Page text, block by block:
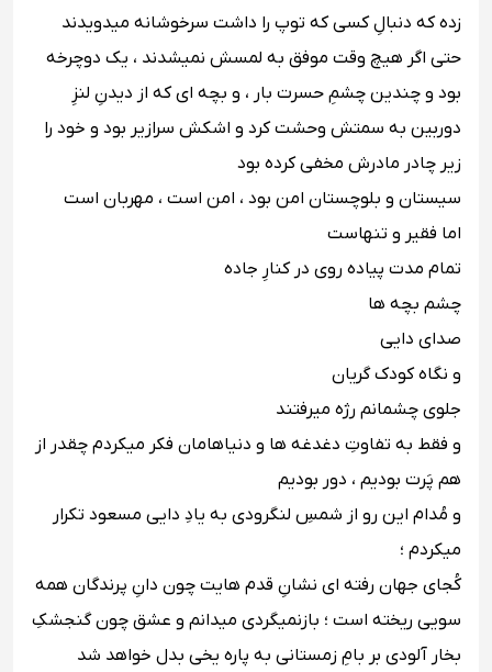
زده که دنبالِ کسى که توپ را داشت سرخوشانه میدویدند
حتى اگر هیچ وقت موفق به لمسش نمیشدند ، یک دوچرخه
بود و چندین چشمِ حسرت بار ، و بچه اى که از دیدنِ لنزِ
دوربین به سمتش وحشت کرد و اشکش سرازیر بود و خود را
زیر چادر مادرش مخفى کرده بود ‬‬‬
‪سیستان و بلوچستان امن بود ، امن است ، مهربان است ‬‬‬
‪اما فقیر و تنهاست ‬‬‬
‪تمام مدت پیاده روى در کنارِ جاده ‬‬‬
‪چشم بچه ها ‬‬‬
‪صداى دایى ‬‬‬
‪و نگاه کودک گریان ‬‬‬
‪جلوى چشمانم رژه میرفتند ‬‬‬
‪و فقط به تفاوتِ دغدغه ها و دنیاهامان فکر میکردم چقدر از
هم پَرت بودیم ، دور بودیم ‬‬‬
‪و مُدام این رو از شمسِ لنگرودى به یادِ دایى مسعود تکرار
میکردم ؛‬‬‬
‪کُجاى جهان رفته اى نشانِ قدم هایت چون دانِ پرندگان همه
سویى ریخته است ؛ بازنمیگردى میدانم و عشق چون گنجشکِ
بخار آلودى بر بامِ زمستانى به پاره یخى بدل خواهد شد